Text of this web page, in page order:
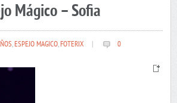
Mágico – Sofia
,ESPEJO MAGICO,FOTERIX 0